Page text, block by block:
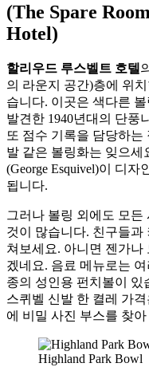
(The Spare
Hotel)
할리우드 루스벨트 호텔
의 라운지 공간)층에 위
습니다. 이곳은 색다른
발견한 1940년대의 단풍
또 점수 기록을 담당하는
발 같은 볼링화는 잊으세
(George Esquivel)이 디
됩니다.
그러나 볼링 외에도 모
것이 많습니다. 친구들과
쳐보세요. 아니면 젠가나
겠네요. 음료 메뉴로는
종의 성인용 펀치볼이 있
스퀴벨 신발 한 켤레 가
에 비밀 사진 부스를 찾
Highland Park Bowl